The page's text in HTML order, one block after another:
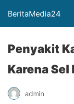
BeritaMedia24
Penyakit
Karena
admin